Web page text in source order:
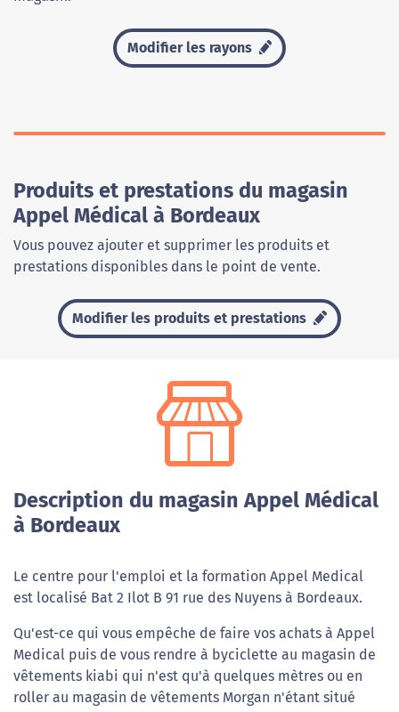
Modifier les rayons
Produits et prestations du magasin
Appel Médical à Bordeaux
Vous pouvez ajouter et supprimer les produits et
prestations disponibles dans le point de vente.
Modifier les produits et prestations
Description du magasin Appel Médical
à Bordeaux
Le centre pour l'emploi et la formation Appel Medical
est localisé Bat 2 Ilot B 91 rue des Nuyens à Bordeaux.
Qu'est-ce qui vous empêche de faire vos achats à Appel
Medical puis de vous rendre à byciclette au magasin de
vêtements kiabi qui n'est qu'à quelques mètres ou en
roller au magasin de vêtements Morgan n'étant situé